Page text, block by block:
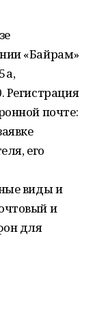
«Байрам»
почте:
его
виды и
и
для